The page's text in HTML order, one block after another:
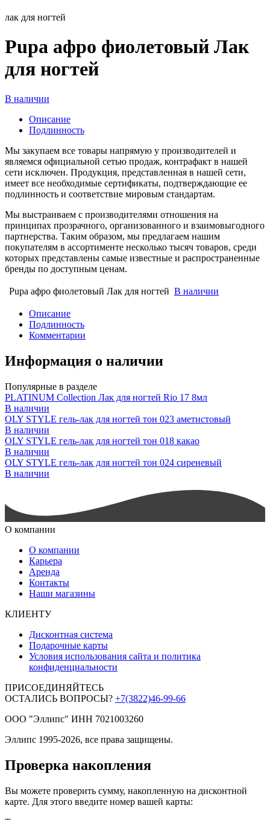
лак для ногтей
Pupa афро фиолетовый Лак
для ногтей
В наличии
Описание
Подлинность
Мы закупаем все товары напрямую у производителей и
являемся официальной сетью продаж, контрафакт в нашей
сети исключен. Продукция, представленная в нашей сети,
имеет все необходимые сертификаты, подтверждающие ее
подлинность и соответствие мировым стандартам.
Мы выстраиваем с производителями отношения на
принципах прозрачного, организованного и взаимовыгодного
партнерства. Таким образом, мы предлагаем нашим
покупателям в ассортименте несколько тысяч товаров, среди
которых представлены самые известные и распространенные
бренды по доступным ценам.
Pupa афро фиолетовый Лак для ногтей В наличии
Описание
Подлинность
Комментарии
Информация о наличии
Популярные в разделе
PLATINUM Collection Лак для ногтей Rio 17 8мл
В наличии
OLY STYLE гель-лак для ногтей тон 023 аметистовый
В наличии
OLY STYLE гель-лак для ногтей тон 018 какао
В наличии
OLY STYLE гель-лак для ногтей тон 024 сиреневый
В наличии
О компании
О компании
Карьера
Аренда
Контакты
Наши магазины
КЛИЕНТУ
Дисконтная система
Подарочные карты
Условия использования сайта и политика
конфиденциальности
ПРИСОЕДИНЯЙТЕСЬ
ОСТАЛИСЬ ВОПРОСЫ? +7(3822)46-99-66
ООО "Эллипс" ИНН 7021003260
Эллипс 1995-2026, все права защищены.
Проверка накопления
Вы можете проверить сумму, накопленную на дисконтной
карте. Для этого введите номер вашей карты: